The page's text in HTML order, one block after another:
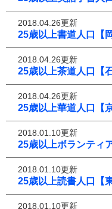
2018.04.26更新
25歳以上書道人口【
2018.04.26更新
25歳以上茶道人口【
2018.04.26更新
25歳以上華道人口【
2018.01.10更新
25歳以上ボランティ
2018.01.10更新
25歳以上読書人口【
2018.01.10更新